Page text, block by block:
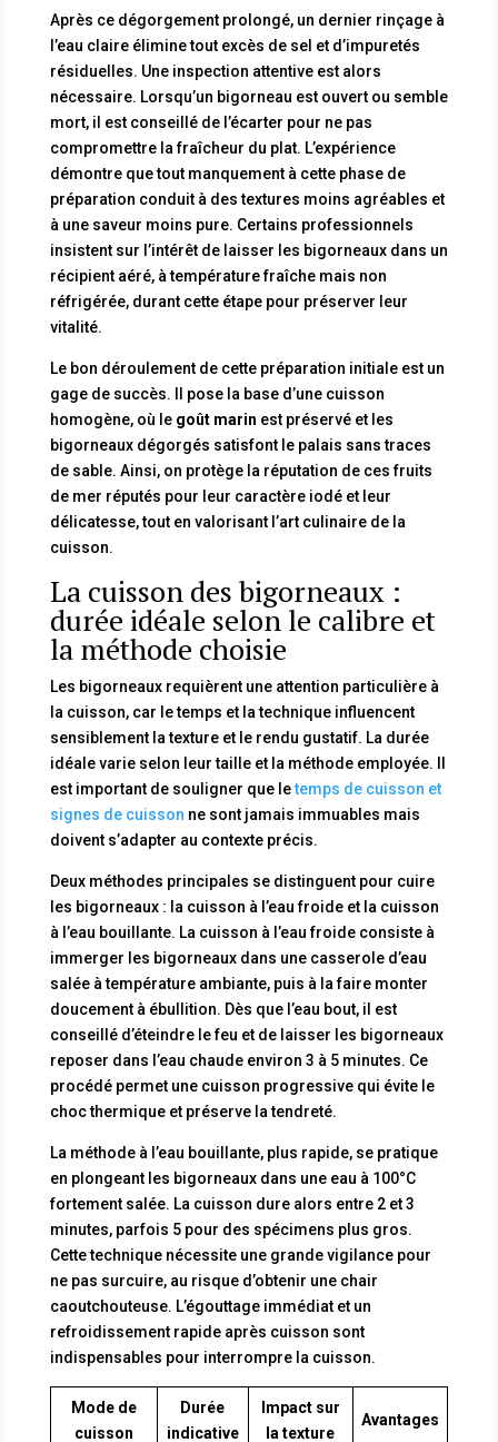
Après ce dégorgement prolongé, un dernier rinçage à
l’eau claire élimine tout excès de sel et d’impuretés
résiduelles. Une inspection attentive est alors
nécessaire. Lorsqu’un bigorneau est ouvert ou semble
mort, il est conseillé de l’écarter pour ne pas
compromettre la fraîcheur du plat. L’expérience
démontre que tout manquement à cette phase de
préparation conduit à des textures moins agréables et
à une saveur moins pure. Certains professionnels
insistent sur l’intérêt de laisser les bigorneaux dans un
récipient aéré, à température fraîche mais non
réfrigérée, durant cette étape pour préserver leur
vitalité.
Le bon déroulement de cette préparation initiale est un
gage de succès. Il pose la base d’une cuisson
homogène, où le goût marin est préservé et les
bigorneaux dégorgés satisfont le palais sans traces
de sable. Ainsi, on protège la réputation de ces fruits
de mer réputés pour leur caractère iodé et leur
délicatesse, tout en valorisant l’art culinaire de la
cuisson.
La cuisson des bigorneaux :
durée idéale selon le calibre et
la méthode choisie
Les bigorneaux requièrent une attention particulière à
la cuisson, car le temps et la technique influencent
sensiblement la texture et le rendu gustatif. La durée
idéale varie selon leur taille et la méthode employée. Il
est important de souligner que letemps de cuisson et
signes de cuisson ne sont jamais immuables mais
doivent s’adapter au contexte précis.
Deux méthodes principales se distinguent pour cuire
les bigorneaux : la cuisson à l’eau froide et la cuisson
à l’eau bouillante. La cuisson à l’eau froide consiste à
immerger les bigorneaux dans une casserole d’eau
salée à température ambiante, puis à la faire monter
doucement à ébullition. Dès que l’eau bout, il est
conseillé d’éteindre le feu et de laisser les bigorneaux
reposer dans l’eau chaude environ 3 à 5 minutes. Ce
procédé permet une cuisson progressive qui évite le
choc thermique et préserve la tendreté.
La méthode à l’eau bouillante, plus rapide, se pratique
en plongeant les bigorneaux dans une eau à 100°C
fortement salée. La cuisson dure alors entre 2 et 3
minutes, parfois 5 pour des spécimens plus gros.
Cette technique nécessite une grande vigilance pour
ne pas surcuire, au risque d’obtenir une chair
caoutchouteuse. L’égouttage immédiat et un
refroidissement rapide après cuisson sont
indispensables pour interrompre la cuisson.
Mode de
cuisson
Durée
indicative
Impact sur
la texture
Avantages